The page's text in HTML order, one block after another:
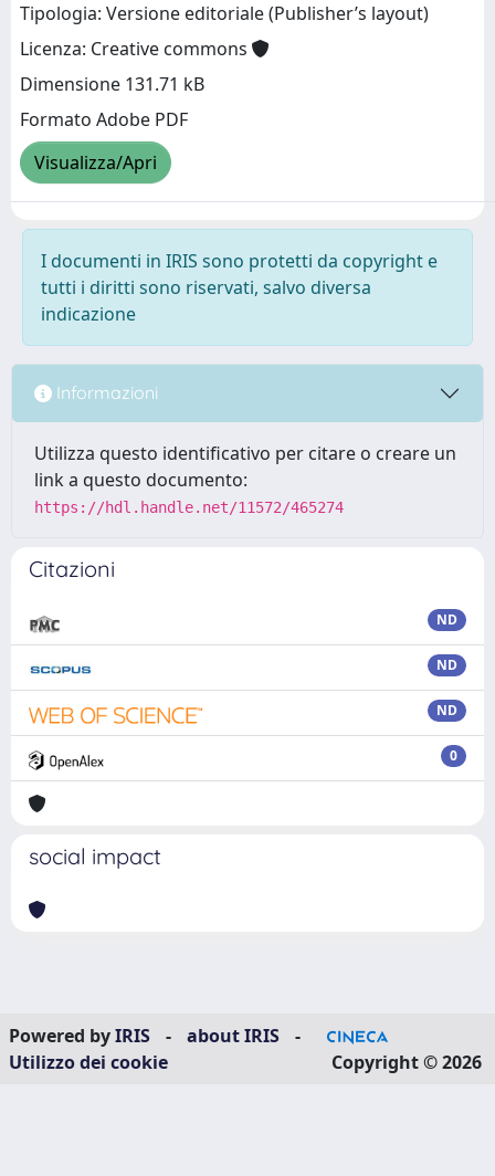
Tipologia: Versione editoriale (Publisher’s layout)
Licenza: Creative commons
Dimensione 131.71 kB
Formato Adobe PDF
Visualizza/Apri
I documenti in IRIS sono protetti da copyright e
tutti i diritti sono riservati, salvo diversa
indicazione
Informazioni
Utilizza questo identificativo per citare o creare un
link a questo documento:
https://hdl.handle.net/11572/465274
Citazioni
ND
ND
ND
0
social impact
Powered byIRIS - about IRIS
-
Utilizzo dei cookie
Copyright © 2026